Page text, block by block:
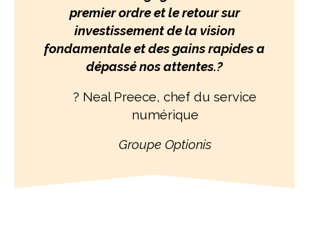
premier ordre et le retour sur
investissement de la vision
fondamentale et des gains rapides a
dépassé nos attentes.?
? Neal Preece, chef du service
numérique
Groupe Optionis